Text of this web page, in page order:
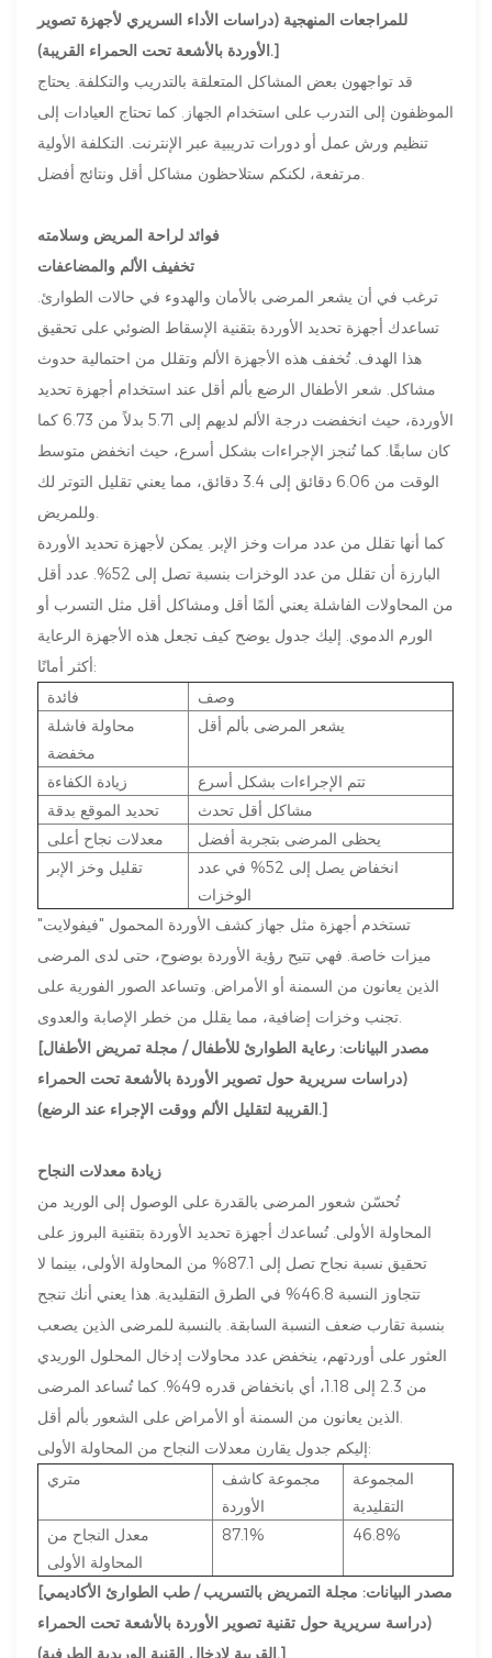
للمراجعات المنهجية (دراسات الأداء السريري لأجهزة تصوير
الأوردة بالأشعة تحت الحمراء القريبة).]
قد تواجهون بعض المشاكل المتعلقة بالتدريب والتكلفة. يحتاج
الموظفون إلى التدرب على استخدام الجهاز. كما تحتاج العيادات إلى
تنظيم ورش عمل أو دورات تدريبية عبر الإنترنت. التكلفة الأولية
فوائد لراحة المريض وسلامته
تخفيف الألم والمضاعفات
ترغب في أن يشعر المرضى بالأمان والهدوء في حالات الطوارئ.
تساعدك أجهزة تحديد الأوردة بتقنية الإسقاط الضوئي على تحقيق
هذا الهدف. تُخفف هذه الأجهزة الألم وتقلل من احتمالية حدوث
مشاكل. شعر الأطفال الرضع بألم أقل عند استخدام أجهزة تحديد
الأوردة، حيث انخفضت درجة الألم لديهم إلى 5.71 بدلاً من 6.73 كما
كان سابقًا. كما تُنجز الإجراءات بشكل أسرع، حيث انخفض متوسط
​​الوقت من 6.06 دقائق إلى 3.4 دقائق، مما يعني تقليل التوتر لك
كما أنها تقلل من عدد مرات وخز الإبر. يمكن لأجهزة تحديد الأوردة
البارزة أن تقلل من عدد الوخزات بنسبة تصل إلى 52%. عدد أقل
من المحاولات الفاشلة يعني ألمًا أقل ومشاكل أقل مثل التسرب أو
الورم الدموي. إليك جدول يوضح كيف تجعل هذه الأجهزة الرعاية
أكثر أمانًا:
فائدة
وصف
محاولة فاشلة
مخفضة
يشعر المرضى بألم أقل
زيادة الكفاءة
تتم الإجراءات بشكل أسرع
تحديد الموقع بدقة
مشاكل أقل تحدث
معدلات نجاح أعلى
يحظى المرضى بتجربة أفضل
تقليل وخز الإبر
انخفاض يصل إلى 52% في عدد
الوخزات
تستخدم أجهزة مثل جهاز كشف الأوردة المحمول "فيفولايت"
ميزات خاصة. فهي تتيح رؤية الأوردة بوضوح، حتى لدى المرضى
الذين يعانون من السمنة أو الأمراض. وتساعد الصور الفورية على
[مصدر البيانات: رعاية الطوارئ للأطفال / مجلة تمريض الأطفال
(دراسات سريرية حول تصوير الأوردة بالأشعة تحت الحمراء
القريبة لتقليل الألم ووقت الإجراء عند الرضع).]
زيادة معدلات النجاح
تُحسّن شعور المرضى بالقدرة على الوصول إلى الوريد من
المحاولة الأولى. تُساعدك أجهزة تحديد الأوردة بتقنية البروز على
تحقيق نسبة نجاح تصل إلى 87.1% من المحاولة الأولى، بينما لا
تتجاوز النسبة 46.8% في الطرق التقليدية. هذا يعني أنك تنجح
بنسبة تقارب ضعف النسبة السابقة. بالنسبة للمرضى الذين يصعب
العثور على أوردتهم، ينخفض ​​عدد محاولات إدخال المحلول الوريدي
من 2.3 إلى 1.18، أي بانخفاض قدره 49%. كما تُساعد المرضى
إليكم جدول يقارن معدلات النجاح من المحاولة الأولى:
متري
مجموعة كاشف
الأوردة
المجموعة
التقليدية
معدل النجاح من
المحاولة الأولى
87.1% 46.8%
[مصدر البيانات: مجلة التمريض بالتسريب / طب الطوارئ الأكاديمي
(دراسة سريرية حول تقنية تصوير الأوردة بالأشعة تحت الحمراء
القريبة لإدخال القنية الوريدية الطرفية).]